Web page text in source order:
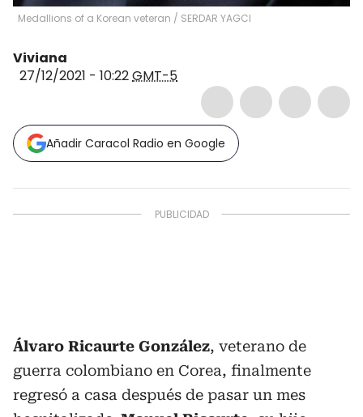
Medallions of a Korean veteran / SERDAR YAGCI
Viviana
27/12/2021 - 10:22GMT-5
Añadir Caracol Radio en Google
Álvaro Ricaurte González, veterano de
guerra colombiano en Corea, finalmente
regresó a casa después de pasar un mes